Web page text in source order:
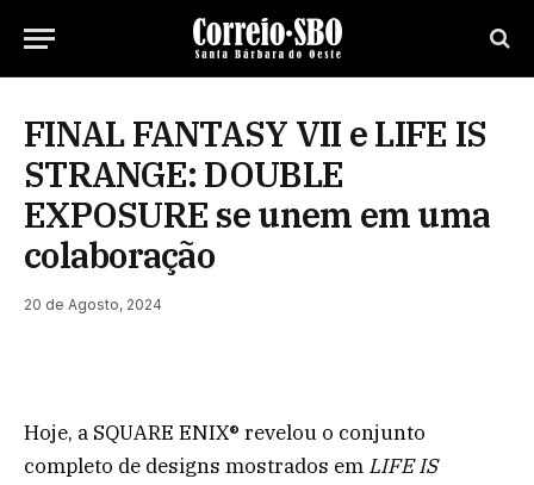
FINAL FANTASY VII e LIFE IS
STRANGE: DOUBLE
EXPOSURE se unem em uma
colaboração
20 de Agosto, 2024
Hoje, a SQUARE ENIX® revelou o conjunto
completo de designs mostrados em LIFE IS